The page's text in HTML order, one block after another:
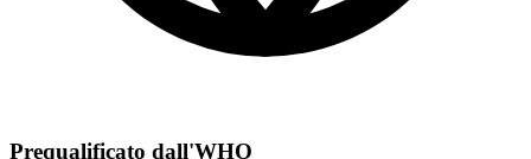
Prequalificato dall'WHO